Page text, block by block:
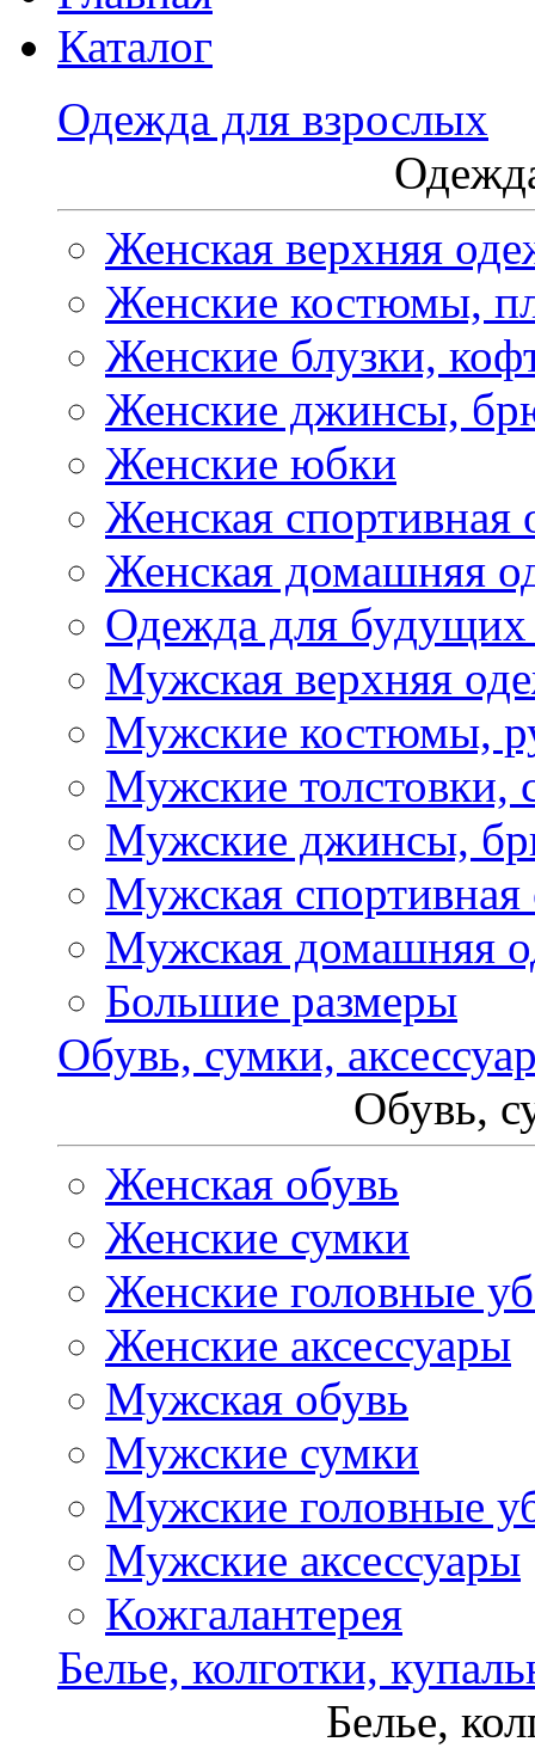
Каталог
Одежда для взрослых
Женская верхняя
Женские костюмы,
Женские блузки,
Женские джинсы,
Женские юбки
Женская спортивная
Женская домашняя
Одежда для
Мужская верхняя
Мужские костюмы,
Мужские толстовки,
Мужские джинсы,
Мужская спортивная
Мужская домашняя
Большие размеры
Обувь, сумки,
Обувь,
Женская обувь
Женские сумки
Женские головные
Женские аксессуары
Мужская обувь
Мужские сумки
Мужские головные
Мужские аксессуары
Кожгалантерея
Белье, колготки,
Белье,